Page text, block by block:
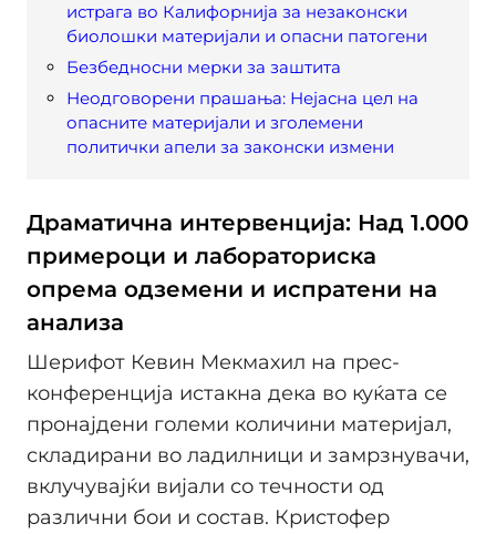
истрага во Калифорнија за незаконски
биолошки материјали и опасни патогени
Безбедносни мерки за заштита
Неодговорени прашања: Нејасна цел на
опасните материјали и зголемени
политички апели за законски измени
Драматична интервенција: Над 1.000
примероци и лабораториска
опрема одземени и испратени на
анализа
Шерифот Кевин Мекмахил на прес-
конференција истакна дека во куќата се
пронајдени големи количини материјал,
складирани во ладилници и замрзнувачи,
вклучувајќи вијали со течности од
различни бои и состав. Кристофер